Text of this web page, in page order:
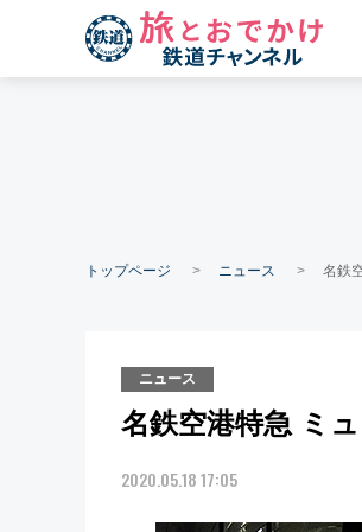
トップページ ニュース 名鉄
ニュース
名鉄空港特急 ミ
2020.05.18 17:05